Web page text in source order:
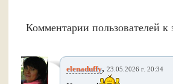
Комментарии пользователей к
elenaduffy, 23.05.2026 г. 20:34